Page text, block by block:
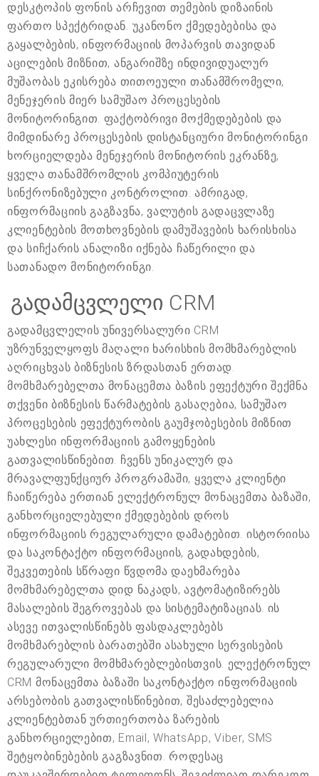
დესკტოპის ფონის არჩევით თემების დიზაინის
ფართო სპექტრიდან. უკანონო ქმედებებისა და
გაყალბების, ინფორმაციის მოპარვის თავიდან
აცილების მიზნით, ანგარიშზე ინდივიდუალურ
მუშაობას ეკისრება თითოეული თანამშრომელი,
მენეჯერის მიერ სამუშაო პროცესების
მონიტორინგით. ფაქტობრივი მოქმედებების და
მიმდინარე პროცესების დისტანციური მონიტორინგი
ხორციელდება მენეჯერის მონიტორის ეკრანზე,
ყველა თანამშრომლის კომპიუტერის
სინქრონიზებული კონტროლით. ამრიგად,
ინფორმაციის გაგზავნა, ვალუტის გადაცვლაზე
კლიენტების მოთხოვნების დამუშავების ხარისხისა
და სიჩქარის ანალიზი იქნება ჩაწერილი და
სათანადო მონიტორინგი.
გადამცვლელი CRM
გადამცვლელის უნივერსალური CRM
უზრუნველყოფს მაღალი ხარისხის მომხმარებლის
აღრიცხვას ბიზნესის ზრდასთან ერთად.
მომხმარებელთა მონაცემთა ბაზის ეფექტური შექმნა
თქვენი ბიზნესის წარმატების გასაღებია, სამუშაო
პროცესების ეფექტურობის გაუმჯობესების მიზნით
უახლესი ინფორმაციის გამოყენების
გათვალისწინებით. ჩვენს უნიკალურ და
მრავალფუნქციურ პროგრამაში, ყველა კლიენტი
ჩაიწერება ერთიან ელექტრონულ მონაცემთა ბაზაში,
განხორციელებული ქმედებების დროს
ინფორმაციის რეგულარული დამატებით. ისტორიისა
და საკონტაქტო ინფორმაციის, გადახდების,
შეკვეთების სწრაფი წვდომა დაეხმარება
მომხმარებელთა დიდ ნაკადს, ავტომატიზირებს
მასალების შეგროვებას და სისტემატიზაციას. ის
ასევე ითვალისწინებს ფასდაკლებებს
მომხმარებლის ბარათებში ასახული სერვისების
რეგულარული მომხმარებლებისთვის. ელექტრონულ
CRM მონაცემთა ბაზაში საკონტაქტო ინფორმაციის
არსებობის გათვალისწინებით, შესაძლებელია
კლიენტებთან ურთიერთობა ზარების
განხორციელებით, Email, WhatsApp, Viber, SMS
შეტყობინებების გაგზავნით. როდესაც